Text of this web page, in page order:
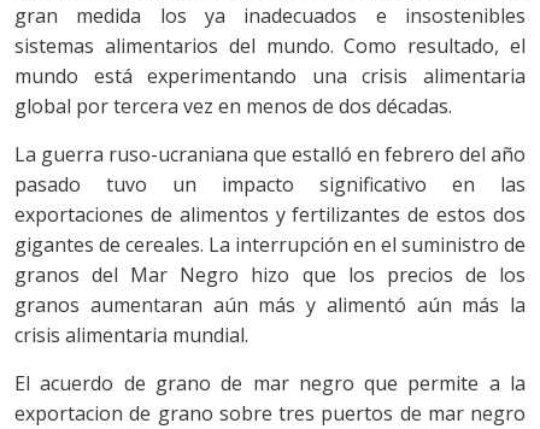
gran medida los ya inadecuados e insostenibles
sistemas alimentarios del mundo. Como resultado, el
mundo está experimentando una crisis alimentaria
global por tercera vez en menos de dos décadas.
La guerra ruso-ucraniana que estalló en febrero del año
pasado tuvo un impacto significativo en las
exportaciones de alimentos y fertilizantes de estos dos
gigantes de cereales. La interrupción en el suministro de
granos del Mar Negro hizo que los precios de los
granos aumentaran aún más y alimentó aún más la
crisis alimentaria mundial.
El acuerdo de grano de mar negro que permite a la
exportacion de grano sobre tres puertos de mar negro